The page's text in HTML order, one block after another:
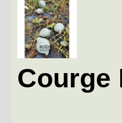
Courge